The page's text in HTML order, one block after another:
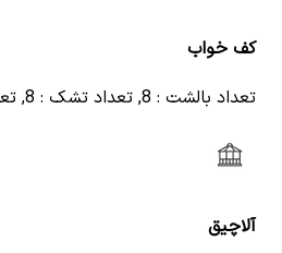
کف خواب
تعداد بالشت : 8, تعداد تشک : 8, تعداد پتو : 8
آلاچیق